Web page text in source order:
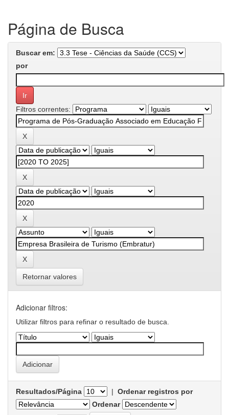
Página de Busca
Buscar em:
por
Filtros correntes:
Retornar valores
Adicionar filtros:
Utilizar filtros para refinar o resultado de busca.
Resultados/Página | Ordenar registros por
Ordenar